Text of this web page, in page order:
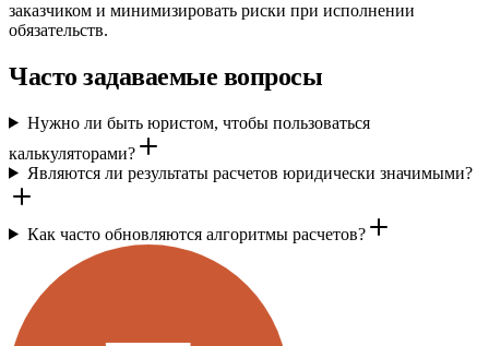
заказчиком и минимизировать риски при исполнении
обязательств.
Часто задаваемые вопросы
Нужно ли быть юристом, чтобы пользоваться
калькуляторами?
Являются ли результаты расчетов юридически значимыми?
Как часто обновляются алгоритмы расчетов?